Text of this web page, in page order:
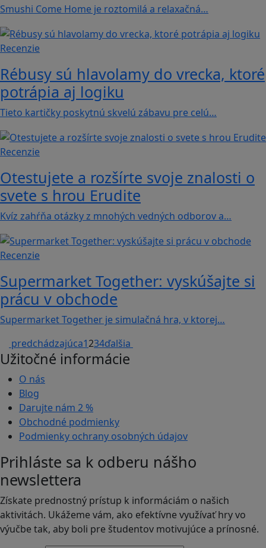
Smushi Come Home je roztomilá a relaxačná…
Recenzie
Rébusy sú hlavolamy do vrecka, ktoré
potrápia aj logiku
Tieto kartičky poskytnú skvelú zábavu pre celú…
Recenzie
Otestujete a rozšírte svoje znalosti o
svete s hrou Erudite
Kvíz zahŕňa otázky z mnohých vedných odborov a…
Recenzie
Supermarket Together: vyskúšajte si
prácu v obchode
Supermarket Together je simulačná hra, v ktorej…
predchádzajúca1234ďalšia
Užitočné informácie
O nás
Blog
Darujte nám 2 %
Obchodné podmienky
Podmienky ochrany osobných údajov
Prihláste sa k odberu nášho
newslettera
Získate prednostný prístup k informáciám o našich
aktivitách. Ukážeme vám, ako efektívne využívať hry vo
výučbe tak, aby boli pre študentov motivujúce a prínosné.